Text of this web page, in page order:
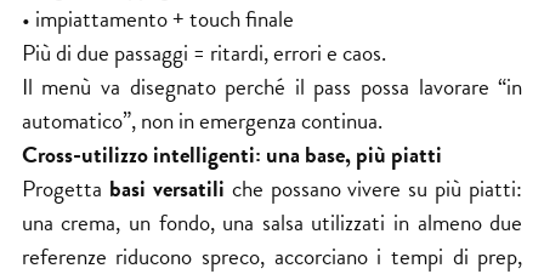
• impiattamento + touch finale
Più di due passaggi = ritardi, errori e caos.
Il menù va disegnato perché il pass possa lavorare “in
automatico”, non in emergenza continua.
Cross-utilizzo intelligenti: una base, più piatti
Progetta basi versatili che possano vivere su più piatti:
una crema, un fondo, una salsa utilizzati in almeno due
referenze riducono spreco, accorciano i tempi di prep,